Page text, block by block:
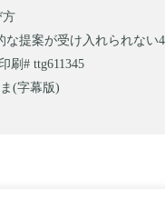
方
提案が受け入れられない
刷# ttg611345
(字幕版)